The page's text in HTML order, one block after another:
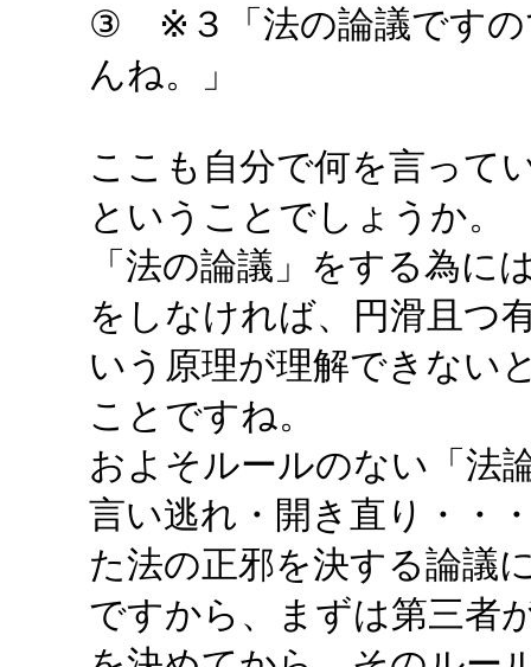
③ ※３「法の論議ですの
んね。」
ここも自分で何を言って
ということでしょうか。
「法の論議」をする為に
をしなければ、円滑且つ
いう原理が理解できない
ことですね。
およそルールのない「法
言い逃れ・開き直り・・
た法の正邪を決する論議
ですから、まずは第三者